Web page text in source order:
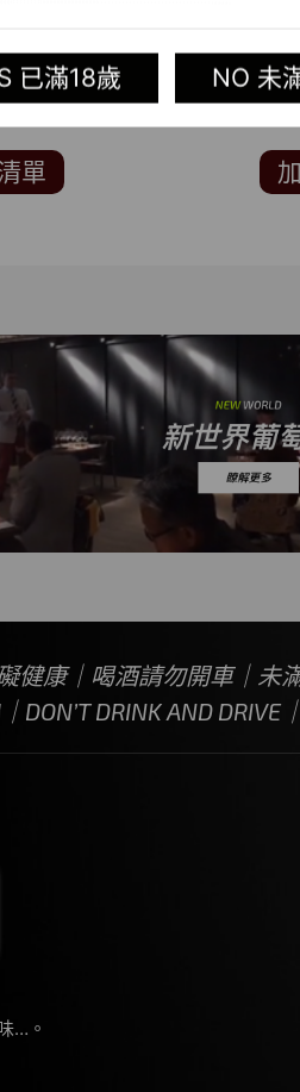
已滿18歲 NO 未
單
2013 義大
D’ALBA
侍酒師協會
健康｜喝酒請勿開車｜未
DON’T DRINK AND DRIVE
…。